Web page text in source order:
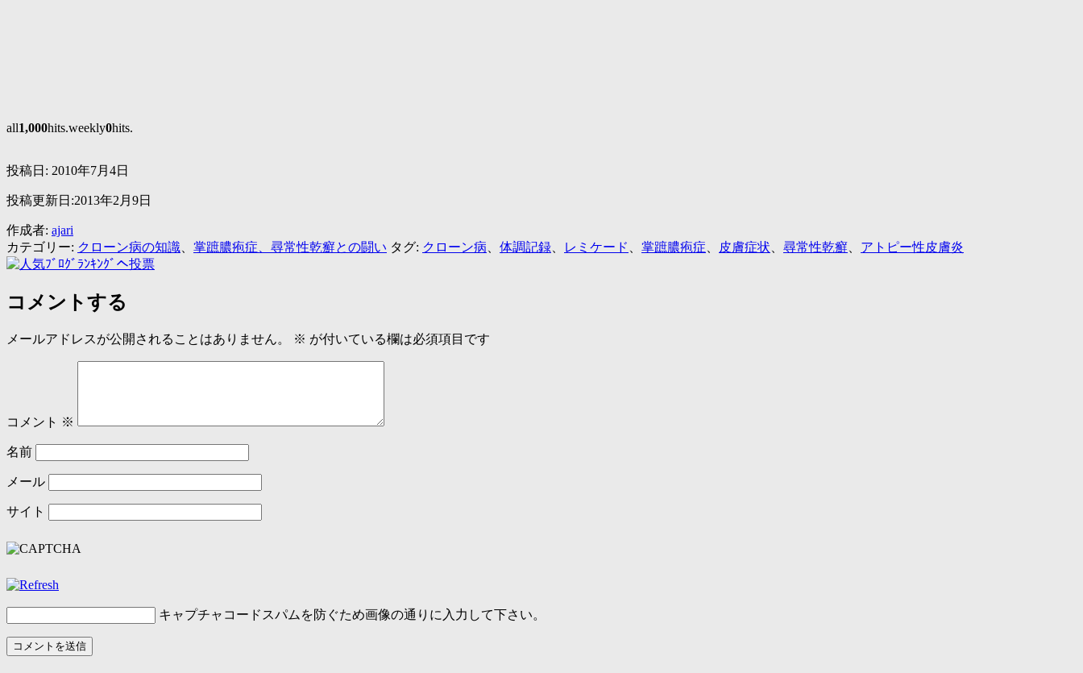
all1,000hits.weekly0hits.
投稿日: 2010年7月4日
投稿更新日:2013年2月9日
作成者: ajari
カテゴリー: クローン病の知識 掌蹠膿疱症、尋常性乾癬との闘い タグ: クローン病 体調記録 レミケード 掌蹠膿疱症 皮膚症状 尋常性乾癬 アトピー性皮膚炎
コメントする
メールアドレスが公開されることはありません。 ※ が付いている欄は必須項目です
コメント ※
名前
メール
サイト
キャプチャコード スパムを防ぐため画像の通りに入力して下さい。